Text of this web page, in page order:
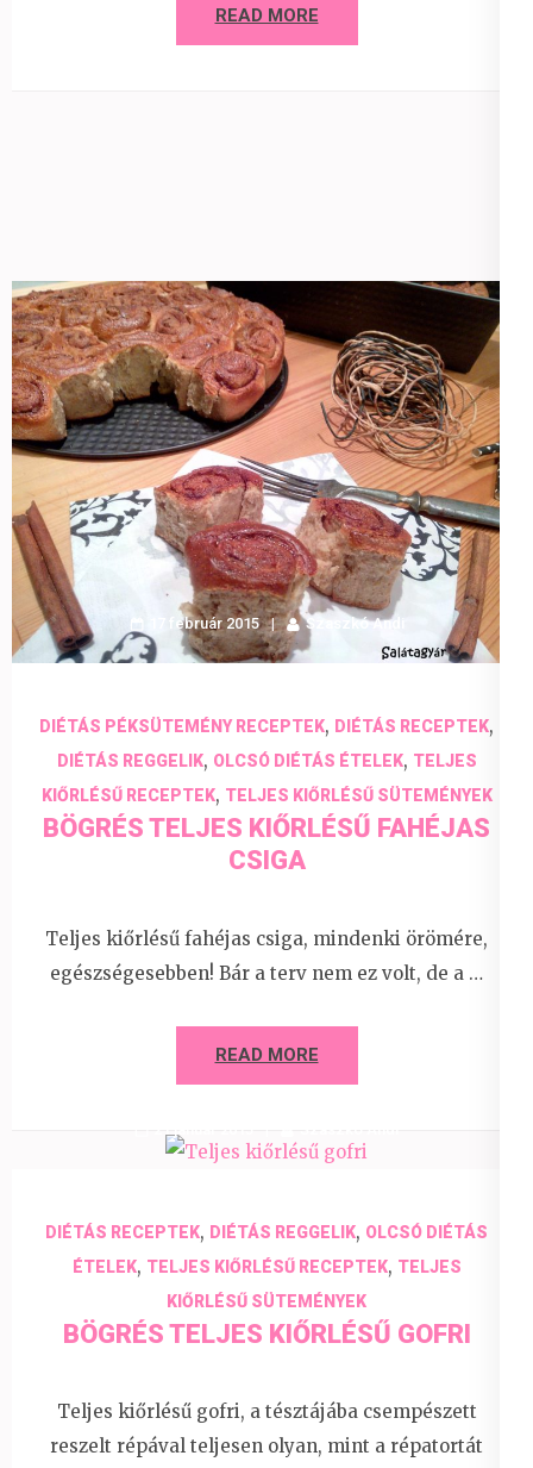
READ MORE
17 február 2015 Szaszkó Andi
DIÉTÁS PÉKSÜTEMÉNY RECEPTEK, DIÉTÁS RECEPTEK,
DIÉTÁS REGGELIK, OLCSÓ DIÉTÁS ÉTELEK, TELJES
KIŐRLÉSŰ RECEPTEK, TELJES KIŐRLÉSŰ SÜTEMÉNYEK
BÖGRÉS TELJES KIŐRLÉSŰ FAHÉJAS
CSIGA
Teljes kiőrlésű fahéjas csiga, mindenki örömére,
egészségesebben! Bár a terv nem ez volt, de a …
READ MORE
DIÉTÁS RECEPTEK, DIÉTÁS REGGELIK, OLCSÓ DIÉTÁS
ÉTELEK, TELJES KIŐRLÉSŰ RECEPTEK, TELJES
KIŐRLÉSŰ SÜTEMÉNYEK
BÖGRÉS TELJES KIŐRLÉSŰ GOFRI
Teljes kiőrlésű gofri, a tésztájába csempészett
reszelt répával teljesen olyan, mint a répatortát